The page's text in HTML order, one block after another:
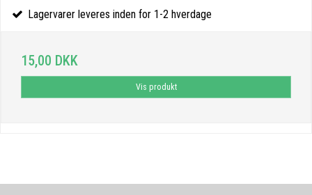
Lagervarer leveres inden for 1-2 hverdage
15,00 DKK
Vis produkt